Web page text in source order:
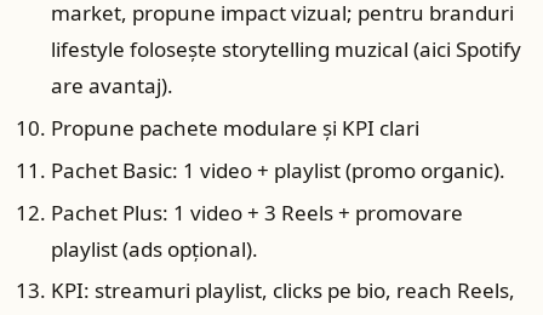
market, propune impact vizual; pentru branduri
lifestyle folosește storytelling muzical (aici Spotify
are avantaj).
Propune pachete modulare și KPI clari
Pachet Basic: 1 video + playlist (promo organic).
Pachet Plus: 1 video + 3 Reels + promovare
playlist (ads opțional).
KPI: streamuri playlist, clicks pe bio, reach Reels,